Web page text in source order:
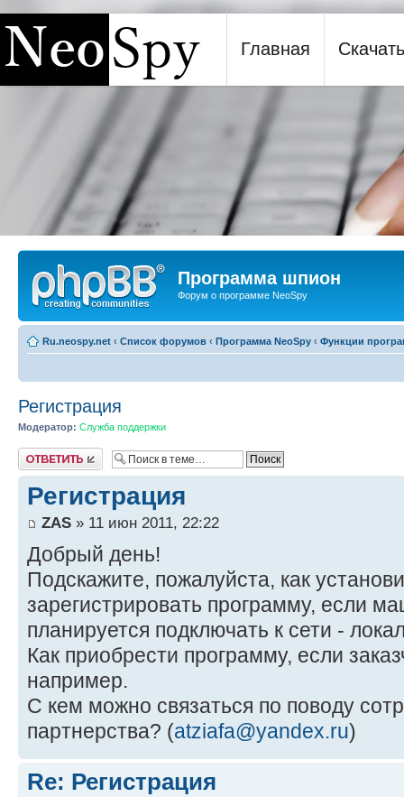
Программа шпион NeoSpy
Главная Скачать
Программа шпион
Форум о программе NeoSpy
Ru.neospy.net ‹ Список форумов ‹ Программа NeoSpy ‹ Функции
Регистрация
Модератор: Служба поддержки
Ответить
Регистрация
ZAS » 11 июн 2011, 22:22
Добрый день!
Подскажите, пожалуйста, как
зарегистрировать программу, если
планируется подключать к сети -
Как приобрести программу, если
например.
С кем можно связаться по поводу
партнерства? (atziafa@yandex.ru)
Re: Регистрация